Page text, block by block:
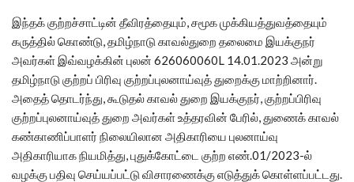
இந்தக் குற்றச்சாட்டின் தீவிரத்தையும், சமூக முக்கியத்துவத்தையும்
கருத்தில் கொண்டு, தமிழ்நாடு காவல்துறை தலைமை இயக்குநர்
அவர்கள் இவ்வழக்கின் புலன் 626060060L 14.01.2023 அன்று
தமிழ்நாடு குற்றப் பிரிவு குற்றப்புலனாய்வுத் துறைக்கு மாற்றினார்.
அதைத் தொடர்ந்து, கூடுதல் காவல் துறை இயக்குநர், குற்றப்பிரிவு
குற்றப்புலனாய்வுத் துறை அவர்கள் உத்தரவின் பேரில், துணைக் காவல்
கண்காணிப்பாளர் நிலையிலான அதிகாரியை புலனாய்வு
அதிகாரியாக நியமித்து, புதுக்கோட்டை குற்ற எண்.01/2023-ல்
வழக்கு பதிவு செய்யப்பட்டு விசாரணைக்கு எடுத்துக் கொள்ளப்பட்டது.